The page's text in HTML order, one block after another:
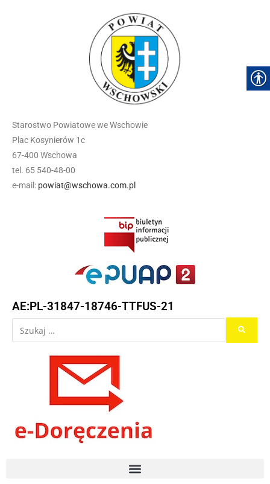
Starostwo Powiatowe we Wschowie
Plac Kosynierów 1c
67-400 Wschowa
tel. 65 540-48-00
e-mail: powiat@wschowa.com.pl
AE:PL-31847-18746-TTFUS-21